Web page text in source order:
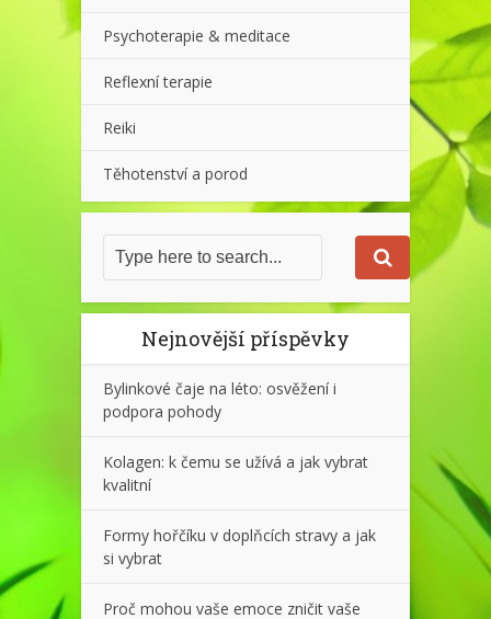
Psychoterapie & meditace
Reflexní terapie
Reiki
Těhotenství a porod
Nejnovější příspěvky
Bylinkové čaje na léto: osvěžení i
podpora pohody
Kolagen: k čemu se užívá a jak vybrat
kvalitní
Formy hořčíku v doplňcích stravy a jak
si vybrat
Proč mohou vaše emoce zničit vaše